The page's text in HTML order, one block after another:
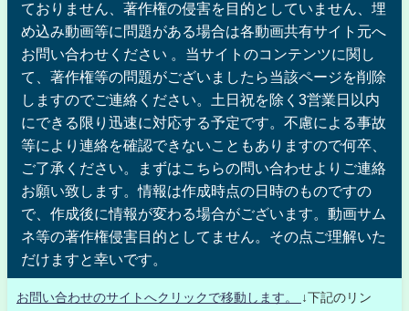
ておりません、著作権の侵害を目的としていません、埋
め込み動画等に問題がある場合は各動画共有サイト元へ
お問い合わせください 。当サイトのコンテンツに関し
て、著作権等の問題がございましたら当該ページを削除
しますのでご連絡ください。土日祝を除く3営業日以内
にできる限り迅速に対応する予定です。不慮による事故
等により連絡を確認できないこともありますので何卒、
ご了承ください。まずはこちらの問い合わせよりご連絡
お願い致します。情報は作成時点の日時のものですの
で、作成後に情報が変わる場合がございます。動画サム
ネ等の著作権侵害目的としてません。その点ご理解いた
だけますと幸いです。
お問い合わせのサイトへクリックで移動します。
↓下記のリン